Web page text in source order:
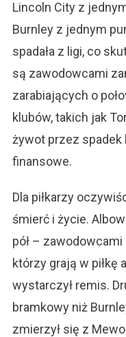
Lincoln City z
Burnley z jednym
spadała z ligi, co
są zawodowcami
zarabiających o
klubów, takich jak
żywot przez
finansowe.
Dla piłkarzy
śmierć i życie.
pół –
którzy grają w piłkę
wystarczył remis.
bramkowy niż
zmierzył się z